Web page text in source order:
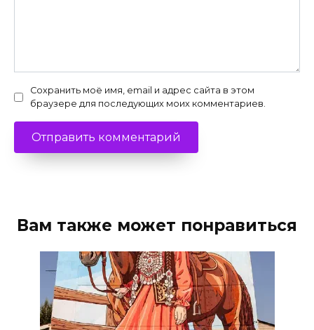
Сохранить моё имя, email и адрес сайта в этом
браузере для последующих моих комментариев.
Вам также может понравиться